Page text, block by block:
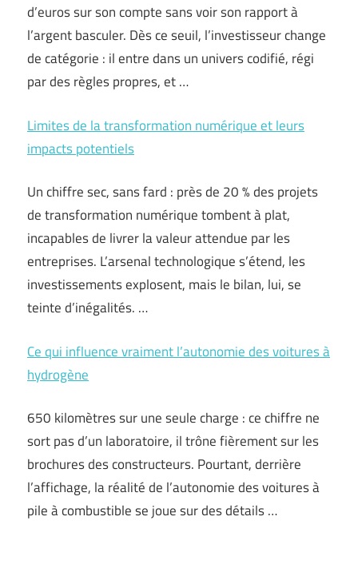
d’euros sur son compte sans voir son rapport à
l’argent basculer. Dès ce seuil, l’investisseur change
de catégorie : il entre dans un univers codifié, régi
par des règles propres, et …
Limites de la transformation numérique et leurs
impacts potentiels
Un chiffre sec, sans fard : près de 20 % des projets
de transformation numérique tombent à plat,
incapables de livrer la valeur attendue par les
entreprises. L’arsenal technologique s’étend, les
investissements explosent, mais le bilan, lui, se
teinte d’inégalités. …
Ce qui influence vraiment l’autonomie des voitures à
hydrogène
650 kilomètres sur une seule charge : ce chiffre ne
sort pas d’un laboratoire, il trône fièrement sur les
brochures des constructeurs. Pourtant, derrière
l’affichage, la réalité de l’autonomie des voitures à
pile à combustible se joue sur des détails …